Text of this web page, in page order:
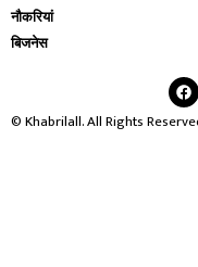
नौकरियां
बिजनेस
© Khabrilall. All Rights